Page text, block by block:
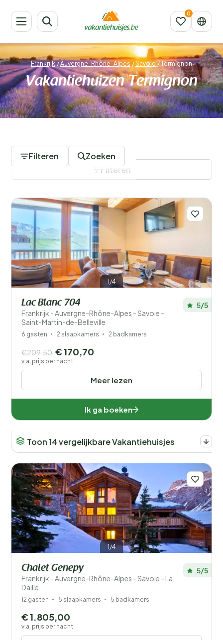
Frankrijk/Auvergne-Rhône-Alpes/Savoie/Termignon
Vakantiehuizen Termignon
Filteren Zoeken
Je vakantie
Kies reisdata en je gezelschap
Wanneer?
Afstand 1
Prijs
Ligging
Kinderen
Type vakantiehuisje
Populaire filters
Mindervaliden
Voorzieningen
Filters opslaan
Filteren
1/4
Lac Blanc 704
Frankrijk - Auvergne-Rhône-Alpes - Savoie -
Saint-Martin-de-Belleville
5/5
6 gasten 2 slaapkamers 2 badkamers
Meer lezen
€209,50 € 170,70
v.a. prijs per nacht
Ik ga boeken
Toon 14 vergelijkbare Vakantiehuisjes
1/4
Chalet Genepy
Frankrijk - Auvergne-Rhône-Alpes - Savoie - La
Daille
5/5
12 gasten 5 slaapkamers 5 badkamers
€ 1.805,00
v.a. prijs per nacht